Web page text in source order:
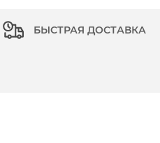
БЫСТРАЯ ДОСТАВКА